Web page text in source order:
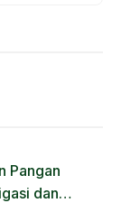
Pangan
dan